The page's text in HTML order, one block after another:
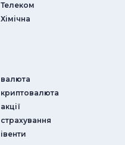
Телеком
Хімічна
валюта
криптовалюта
акції
страхування
iвенти